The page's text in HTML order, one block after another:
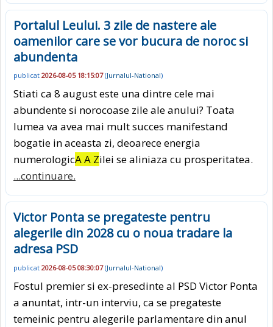
Portalul Leului. 3 zile de nastere ale
oamenilor care se vor bucura de noroc si
abundenta
publicat 2026-08-05 18:15:07(Jurnalul-National)
Stiati ca 8 august este una dintre cele mai
abundente si norocoase zile ale anului? Toata
lumea va avea mai mult succes manifestand
bogatie in aceasta zi, deoarece energia
numerologicA A Zilei se aliniaza cu prosperitatea.
...continuare.
Victor Ponta se pregateste pentru
alegerile din 2028 cu o noua tradare la
adresa PSD
publicat 2026-08-05 08:30:07(Jurnalul-National)
Fostul premier si ex-presedinte al PSD Victor Ponta
a anuntat, intr-un interviu, ca se pregateste
temeinic pentru alegerile parlamentare din anul